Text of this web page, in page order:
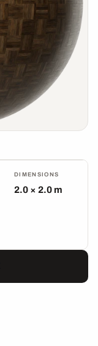
DIMENSIONS
2.0 × 2.0 m